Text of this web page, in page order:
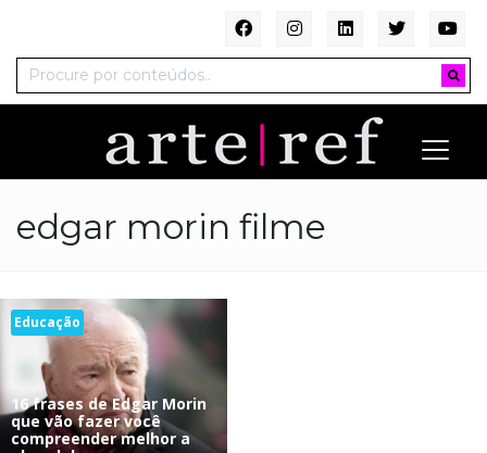
edgar morin filme
Educação
16 frases de Edgar Morin
que vão fazer você
compreender melhor a